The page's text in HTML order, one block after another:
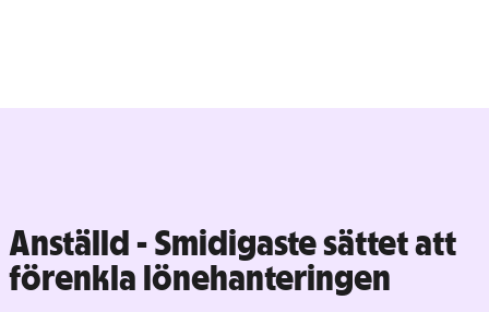
Anställd - Smidigaste sättet att
förenkla lönehanteringen